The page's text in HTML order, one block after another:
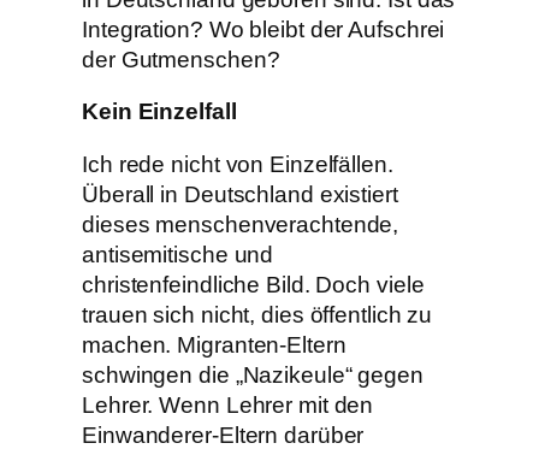
Integration? Wo bleibt der Aufschrei
der Gutmenschen?
Kein Einzelfall
Ich rede nicht von Einzelfällen.
Überall in Deutschland existiert
dieses menschenverachtende,
antisemitische und
christenfeindliche Bild. Doch viele
trauen sich nicht, dies öffentlich zu
machen. Migranten-Eltern
schwingen die „Nazikeule“ gegen
Lehrer. Wenn Lehrer mit den
Einwanderer-Eltern darüber